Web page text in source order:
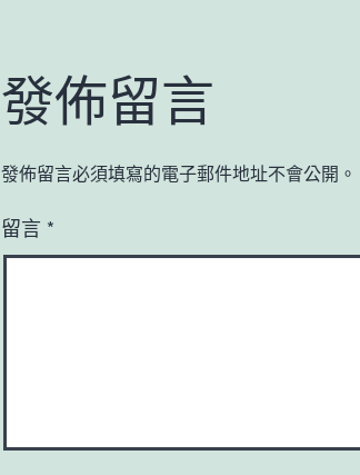
發佈留言
發佈留言必須填寫的電子郵件地址不會公開。
留言 *